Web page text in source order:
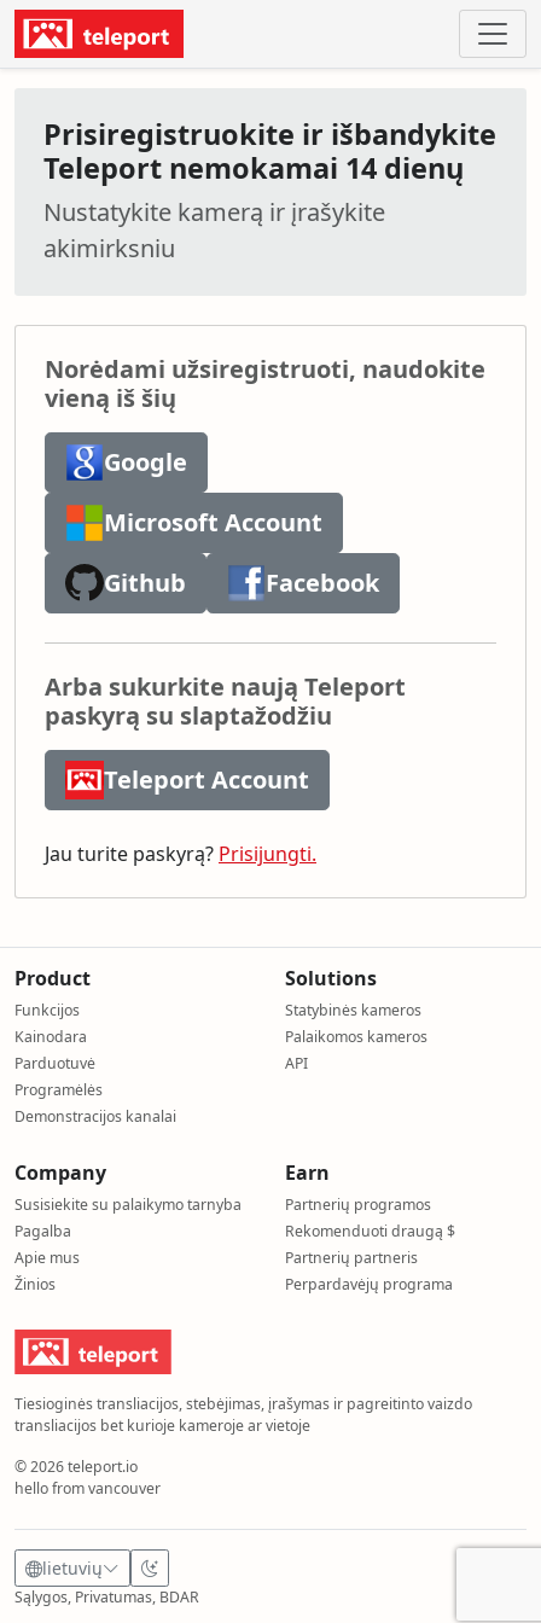
Prisiregistruokite ir išbandykite
Teleport nemokamai 14 dienų
Nustatykite kamerą ir įrašykite
akimirksniu
Norėdami užsiregistruoti, naudokite
vieną iš šių
Google
Microsoft Account
Github
Facebook
Arba sukurkite naują Teleport
paskyrą su slaptažodžiu
Teleport Account
Jau turite paskyrą? Prisijungti.
Product
Funkcijos
Kainodara
Parduotuvė
Programėlės
Demonstracijos kanalai
Solutions
Statybinės kameros
Palaikomos kameros
API
Company
Susisiekite su palaikymo tarnyba
Pagalba
Apie mus
Žinios
Earn
Partnerių programos
Rekomenduoti draugą $
Partnerių partneris
Perpardavėjų programa
Tiesioginės transliacijos, stebėjimas, įrašymas ir pagreitinto vaizdo
transliacijos bet kurioje kameroje ar vietoje
© 2026 teleport.io
hello from vancouver
lietuvių
Sąlygos, Privatumas, BDAR